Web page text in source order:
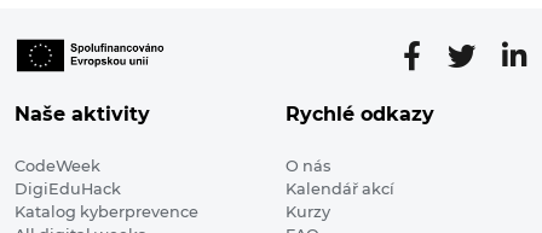
Naše aktivity
CodeWeek
DigiEduHack
Katalog kyberprevence
Rychlé odkazy
O nás
Kalendář akcí
Kurzy